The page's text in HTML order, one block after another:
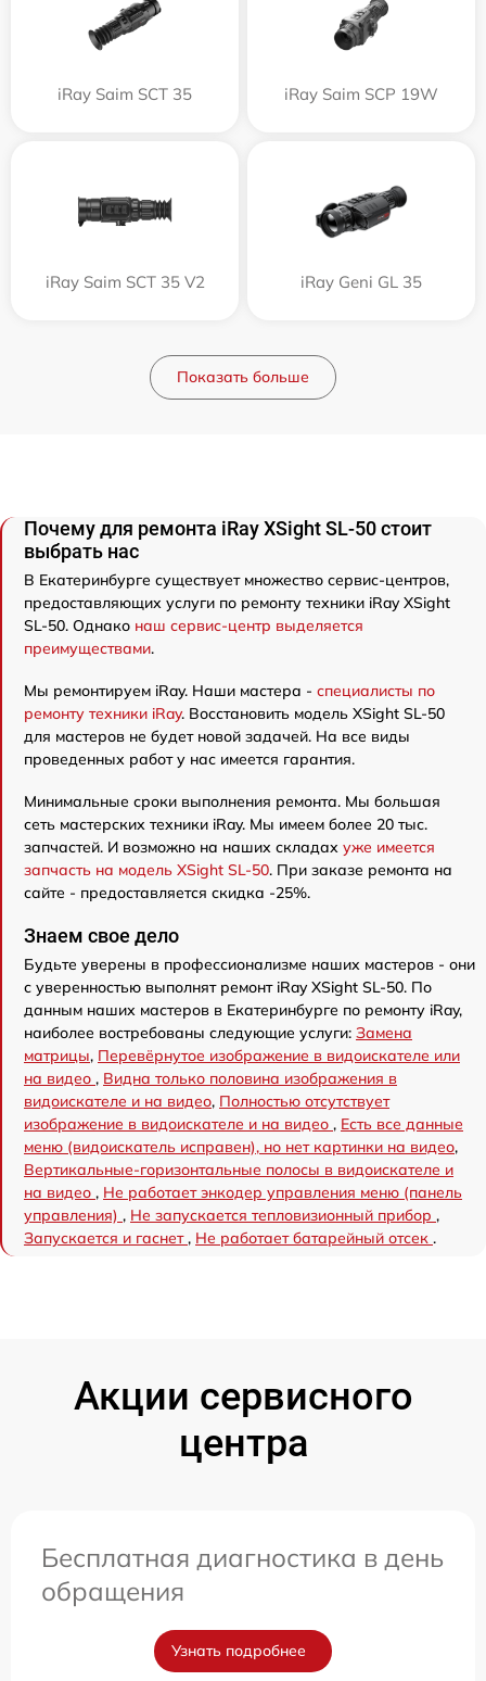
iRay Saim SCT 35 iRay Saim SCP 19W
iRay Saim SCT 35 V2 iRay Geni GL 35
Показать больше
Почему для ремонта iRay XSight SL-50 стоит
выбрать нас
В Екатеринбурге существует множество сервис-центров,
предоставляющих услуги по ремонту техники iRay XSight
SL-50. Однако наш сервис-центр выделяется
преимуществами.
Мы ремонтируем iRay. Наши мастера - специалисты по
ремонту техники iRay. Восстановить модель XSight SL-50
для мастеров не будет новой задачей. На все виды
проведенных работ у нас имеется гарантия.
Минимальные сроки выполнения ремонта. Мы большая
сеть мастерских техники iRay. Мы имеем более 20 тыс.
запчастей. И возможно на наших складах уже имеется
запчасть на модель XSight SL-50. При заказе ремонта на
сайте - предоставляется скидка -25%.
Знаем свое дело
Будьте уверены в профессионализме наших мастеров - они
с уверенностью выполнят ремонт iRay XSight SL-50. По
данным наших мастеров в Екатеринбурге по ремонту iRay,
наиболее востребованы следующие услуги: Замена
матрицы, Перевёрнутое изображение в видоискателе или
на видео , Видна только половина изображения в
видоискателе и на видео, Полностью отсутствует
изображение в видоискателе и на видео , Есть все данные
меню (видоискатель исправен), но нет картинки на видео,
Вертикальные-горизонтальные полосы в видоискателе и
на видео , Не работает энкодер управления меню (панель
управления) , Не запускается тепловизионный прибор ,
Запускается и гаснет, Не работает батарейный отсек .
Акции сервисного
центра
Бесплатная диагностика в день
обращения
Узнать подробнее